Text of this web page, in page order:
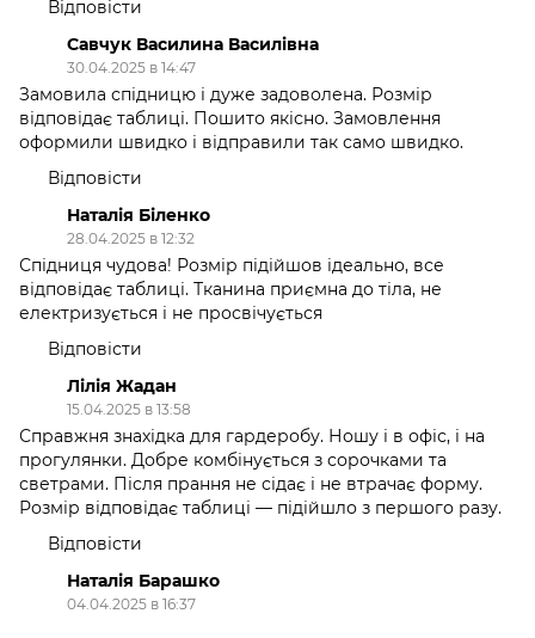
Відповісти
Савчук Василина Василівна
30.04.2025 в 14:47
Замовила спідницю і дуже задоволена. Розмір
відповідає таблиці. Пошито якісно. Замовлення
оформили швидко і відправили так само швидко.
Відповісти
Наталія Біленко
28.04.2025 в 12:32
Спідниця чудова! Розмір підійшов ідеально, все
відповідає таблиці. Тканина приємна до тіла, не
електризується і не просвічується
Відповісти
Лілія Жадан
15.04.2025 в 13:58
Справжня знахідка для гардеробу. Ношу і в офіс, і на
прогулянки. Добре комбінується з сорочками та
светрами. Після прання не сідає і не втрачає форму.
Розмір відповідає таблиці — підійшло з першого разу.
Відповісти
Наталія Барашко
04.04.2025 в 16:37